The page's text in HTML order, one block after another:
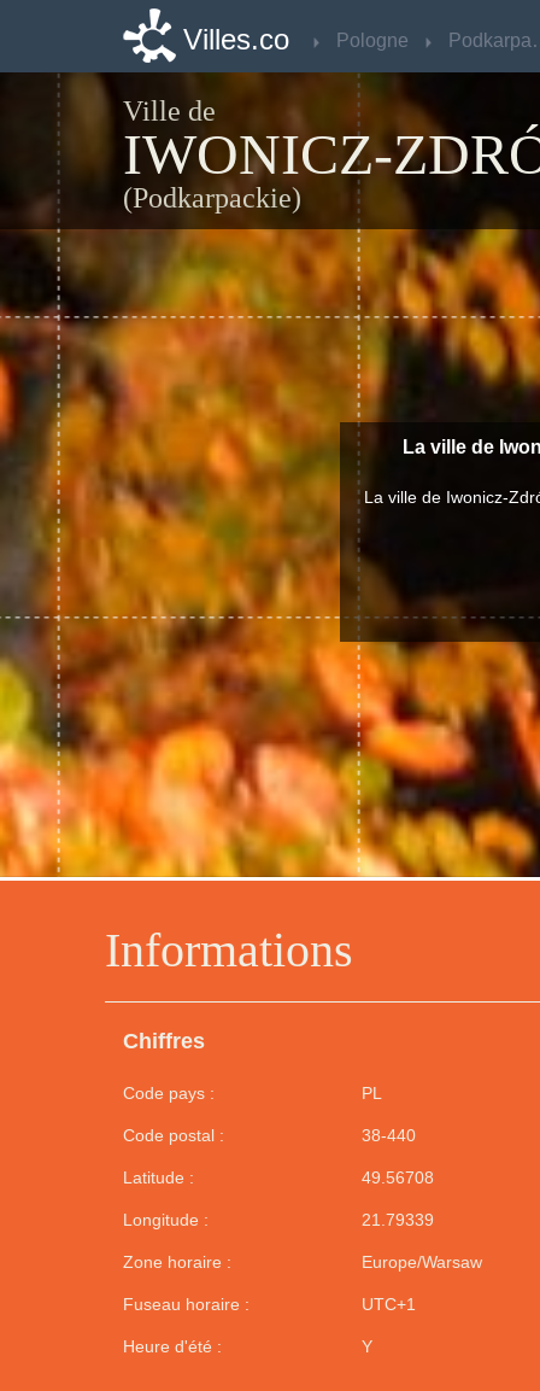
Villes.co Pologne
Ville de
IWONICZ-
(Podkarpackie)
Informations
Chiffres
Code pays : PL
Code postal : 38-440
Latitude : 49.56708
Longitude : 21.79339
Zone horaire : Europe/Warsaw
Fuseau horaire : UTC+1
Heure d'été : Y
La ville de
La ville de Iwonicz-
Villes.co Pologne